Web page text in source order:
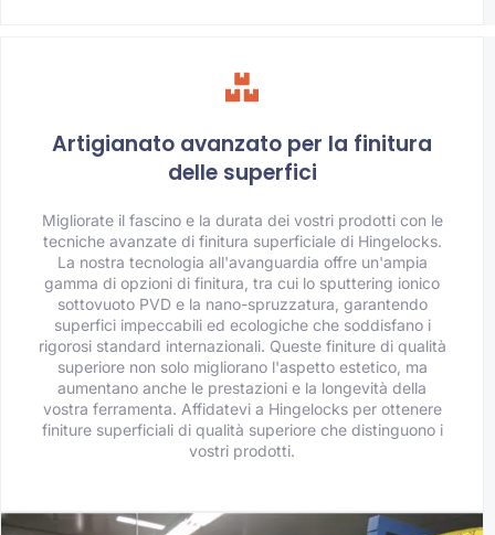
Artigianato avanzato per la finitura
delle superfici
Migliorate il fascino e la durata dei vostri prodotti con le
tecniche avanzate di finitura superficiale di Hingelocks.
La nostra tecnologia all'avanguardia offre un'ampia
gamma di opzioni di finitura, tra cui lo sputtering ionico
sottovuoto PVD e la nano-spruzzatura, garantendo
superfici impeccabili ed ecologiche che soddisfano i
rigorosi standard internazionali. Queste finiture di qualità
superiore non solo migliorano l'aspetto estetico, ma
aumentano anche le prestazioni e la longevità della
vostra ferramenta. Affidatevi a Hingelocks per ottenere
finiture superficiali di qualità superiore che distinguono i
vostri prodotti.